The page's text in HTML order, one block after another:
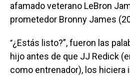
afamado veterano LeBron
prometedor Bronny James
“¿Estás listo?”, fueron las
hijo antes de que JJ Redick
como entrenador), los hiciera